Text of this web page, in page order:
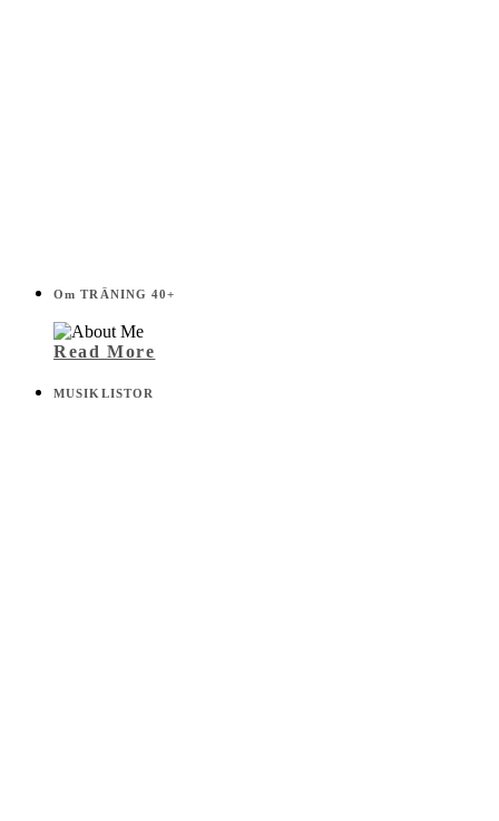
Om TRÄNING 40+
Read More
MUSIKLISTOR